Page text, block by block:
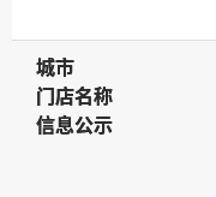
城市
城市
门店名称
门店名称
信息公示
信息公示